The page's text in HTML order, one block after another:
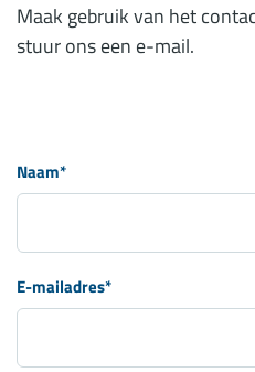
Maak gebruik van het
stuur ons een e-mail.
Naam*
E-mailadres*